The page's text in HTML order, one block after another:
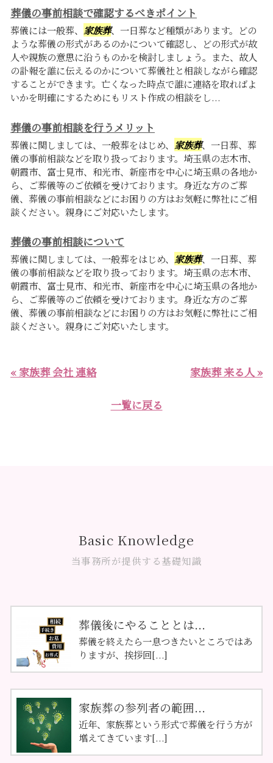
葬儀の事前相談で確認するべきポイント
葬儀には一般葬、 家族葬、一日葬など種類があります。どの
ような葬儀の形式があるのかについて確認し、どの形式が故
人や親族の意思に沿うものかを検討しましょう。また、故人
の訃報を誰に伝えるのかについて葬儀社と相談しながら確認
することができます。亡くなった時点で誰に連絡を取ればよ
いかを明確にするためにもリスト作成の相談をし...
葬儀の事前相談を行うメリット
葬儀に関しましては、一般葬をはじめ、 家族葬、一日葬、葬
儀の事前相談などを取り扱っております。埼玉県の志木市、
朝霞市、富士見市、和光市、新座市を中心に埼玉県の各地か
ら、ご葬儀等のご依頼を受けております。身近な方のご葬
儀、葬儀の事前相談などにお困りの方はお気軽に弊社にご相
談ください。親身にご対応いたします。
葬儀の事前相談について
葬儀に関しましては、一般葬をはじめ、 家族葬、一日葬、葬
儀の事前相談などを取り扱っております。埼玉県の志木市、
朝霞市、富士見市、和光市、新座市を中心に埼玉県の各地か
ら、ご葬儀等のご依頼を受けております。身近な方のご葬
儀、葬儀の事前相談などにお困りの方はお気軽に弊社にご相
談ください。親身にご対応いたします。
« 家族葬 会社 連絡 家族葬 来る人 »
一覧に戻る
Basic Knowledge
当事務所が提供する基礎知識
葬儀後にやることとは...
葬儀を終えたら一息つきたいところではあ
りますが、挨拶回[...]
家族葬の参列者の範囲...
近年、家族葬という形式で葬儀を行う方が
増えてきています[...]